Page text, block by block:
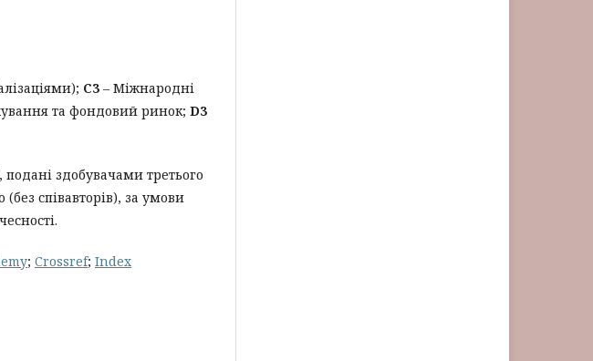
C3 – Міжнародні
та фондовий ринок; D3
подані здобувачами третього
співавторів), за умови
; Crossref; Index